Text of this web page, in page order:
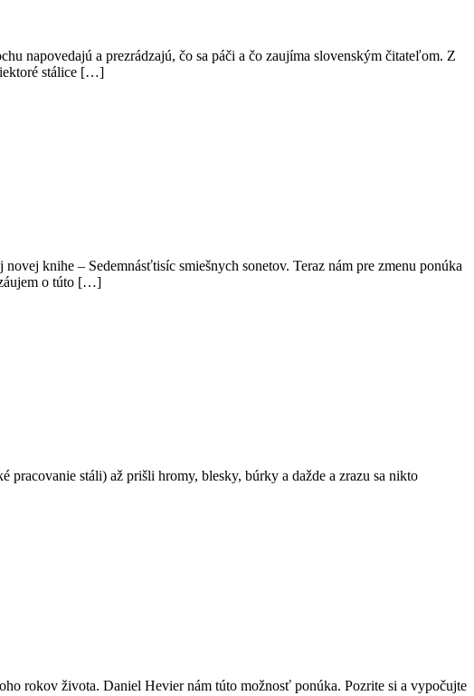
napovedajú a prezrádzajú, čo sa páči a čo zaujíma slovenským čitateľom. Z
stálice […]
knihe – Sedemnásťtisíc smiešnych sonetov. Teraz nám pre zmenu ponúka
o túto […]
stáli) až prišli hromy, blesky, búrky a dažde a zrazu sa nikto
rokov života. Daniel Hevier nám túto možnosť ponúka. Pozrite si a vypočujte